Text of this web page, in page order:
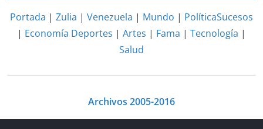
Portada | Zulia | Venezuela | Mundo | PolíticaSucesos
| Economía Deportes | Artes | Fama | Tecnología |
Salud
Archivos 2005-2016